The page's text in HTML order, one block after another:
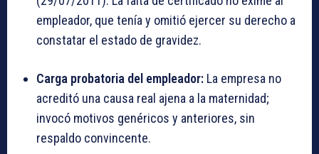
empleador, que tenía y omitió ejercer su derecho a
constatar el estado de gravidez.
Carga probatoria del empleador: La empresa no
acreditó una causa real ajena a la maternidad;
invocó motivos genéricos y anteriores, sin
respaldo convincente.